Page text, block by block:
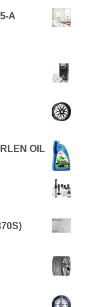
A
OIL